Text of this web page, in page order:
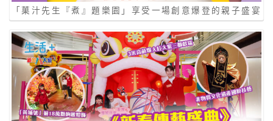
「菓汁先生『煮』題樂園」享受一場創意爆登的親子盛宴